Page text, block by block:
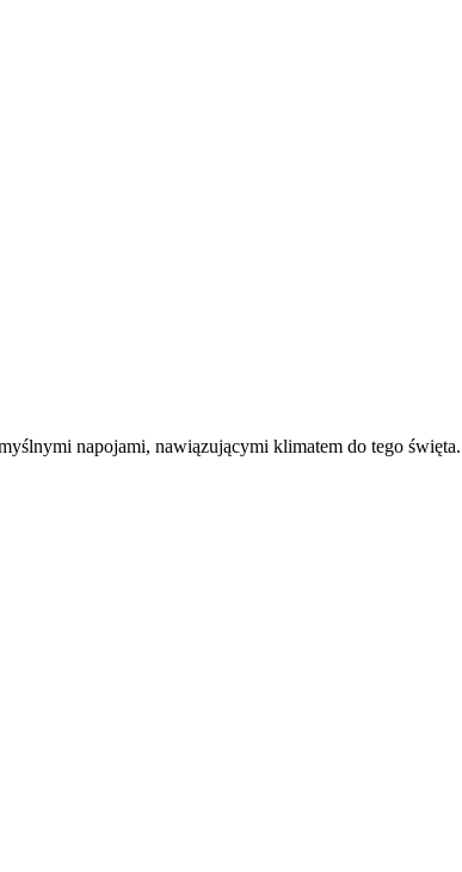
napojami, nawiązującymi klimatem do tego święta.